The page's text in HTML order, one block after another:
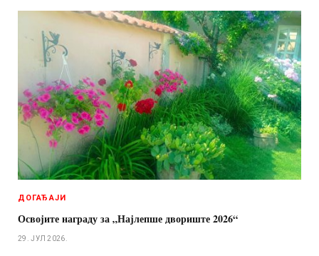
ДОГАЂАЈИ
Освојите награду за „Најлепше двориште 2026“
29. ЈУЛ 2026.